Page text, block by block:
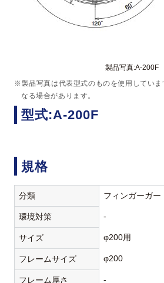
製品写真:A-200F
※製品写真は代表型式のものを使用してい
なる場合があります。
型式:A-200F
規格
分類 フィンガーガー
環境対策 -
サイズ φ200用
フレームサイズ φ200
フレーム厚さ -